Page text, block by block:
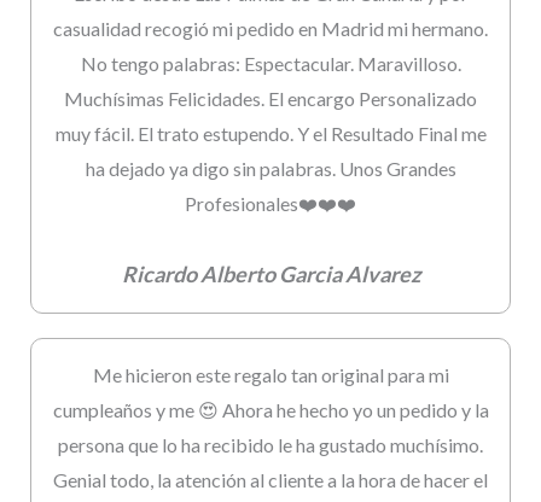
casualidad recogió mi pedido en Madrid mi hermano.
No tengo palabras: Espectacular. Maravilloso.
Muchísimas Felicidades. El encargo Personalizado
muy fácil. El trato estupendo. Y el Resultado Final me
ha dejado ya digo sin palabras. Unos Grandes
Profesionales❤️❤️❤️
Ricardo Alberto Garcia Alvarez
Me hicieron este regalo tan original para mi
cumpleaños y me 😍 Ahora he hecho yo un pedido y la
persona que lo ha recibido le ha gustado muchísimo.
Genial todo, la atención al cliente a la hora de hacer el